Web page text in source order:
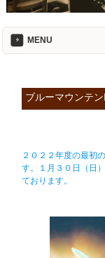
MENU
ブルーマウンテ
２０２２年度の最初
す。１月３０日（日
ております。